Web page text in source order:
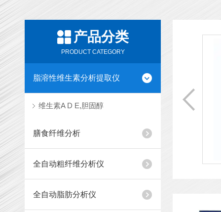
产品分类
PRODUCT CATEGORY
脂溶性维生素分析提取仪
维生素A D E,胆固醇
膳食纤维分析
全自动粗纤维分析仪
全自动脂肪分析仪
热封机的封条
生物、环境、饲料、食品、药品等领域所需产品系列
推广和销售生物仪器、分析仪器、实验设备、医疗器
品的需求，经过不懈努力我公司与行业实验室、医...